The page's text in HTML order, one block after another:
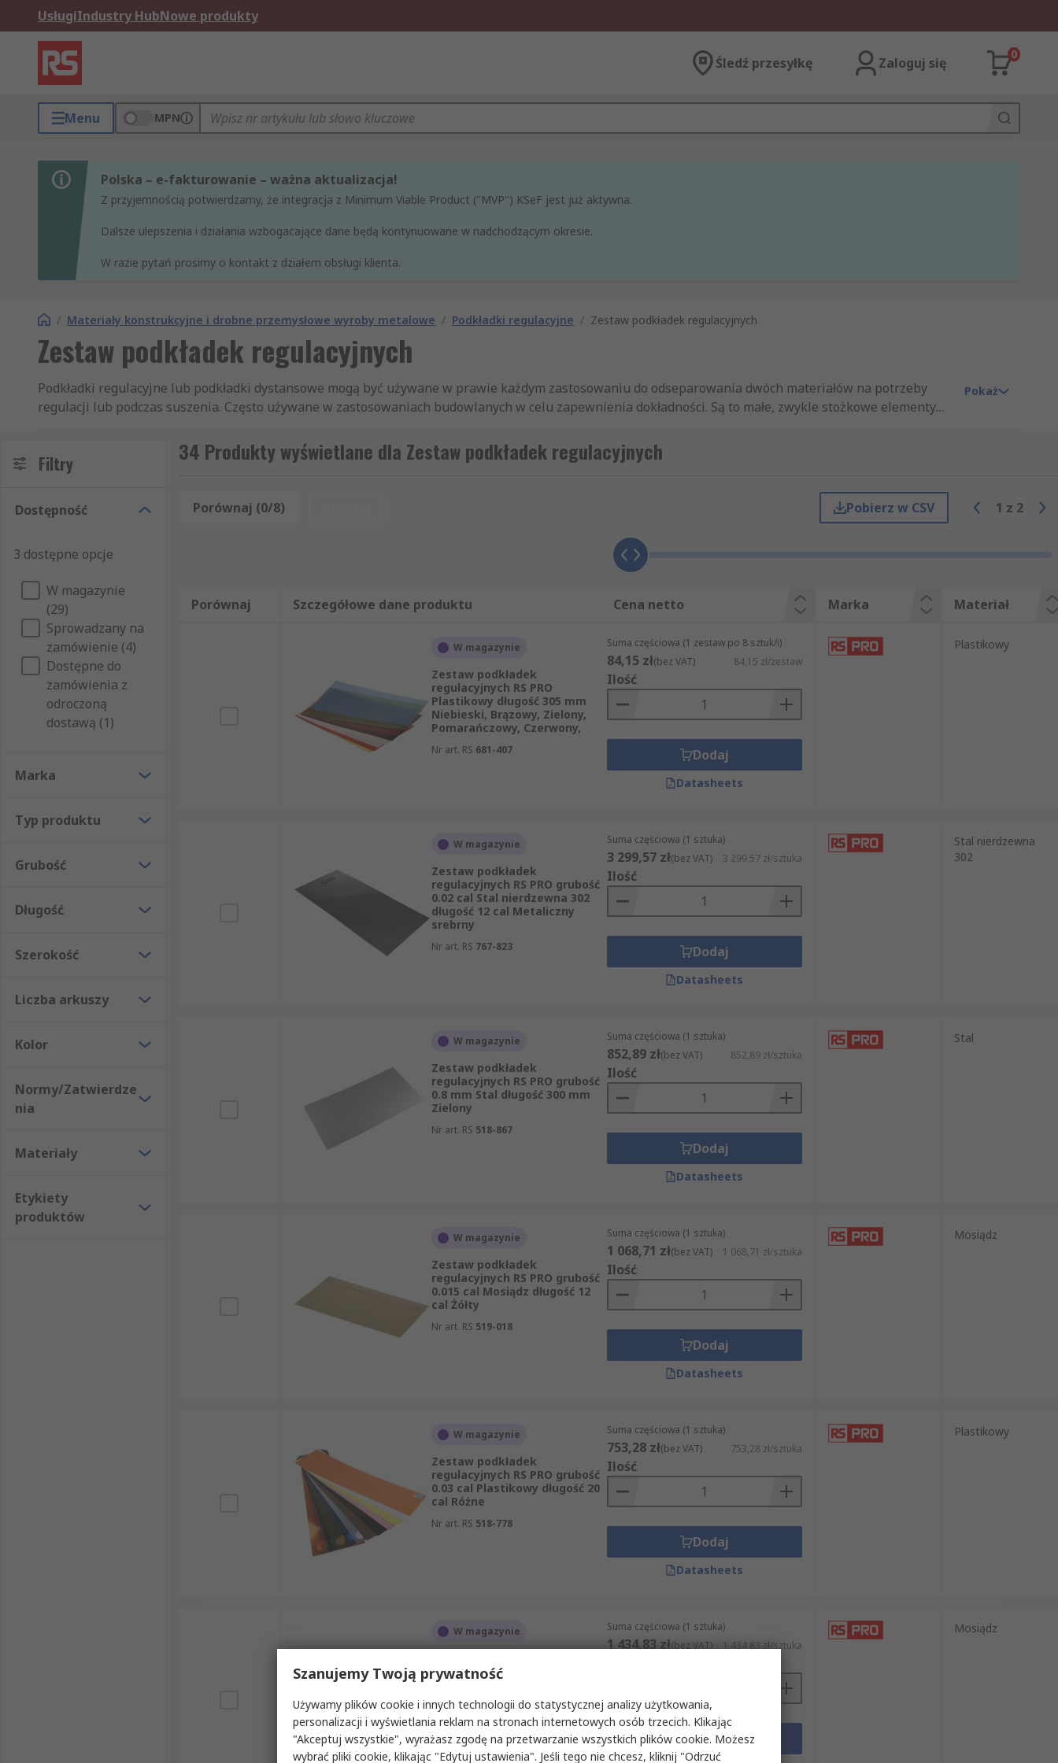
UsługiIndustry HubNowe produkty
Śledź przesyłkę Zaloguj się
0
Menu MPN
Polska – e-fakturowanie – ważna aktualizacja!
Z przyjemnością potwierdzamy, że integracja z Minimum Viable Product ("MVP") KSeF jest już aktywna.
Dalsze ulepszenia i działania wzbogacające dane będą kontynuowane w nadchodzącym okresie.
W razie pytań prosimy o kontakt z działem obsługi klienta.
/ Materiały konstrukcyjne i drobne przemysłowe wyroby metalowe / Podkładki regulacyjne / Zestaw podkładek regulacyjnych
Zestaw podkładek regulacyjnych
Podkładki regulacyjne lub podkładki dystansowe mogą być używane w prawie każdym zastosowaniu do odseparowania dwóch materiałów na potrzeby
regulacji lub podczas suszenia. Często używane w zastosowaniach budowlanych w celu zapewnienia dokładności. Są to małe, zwykle stożkowe elementy
dostępne w różnych rozmiarach i mogą być używane oddzielnie lub ułożone w stos, aby pasowały do niemal każdego zastosowania. Podkładki regulacyjne
zazwyczaj są podłużne lub w kształcie podkowy. Podkładki w kształcie podkowy idealnie nadają się do montażu wokół istniejących mocowań, śrub lub
Pokaż
Filtry
Dostępność
3 dostępne opcje
W magazynie
(29)
Sprowadzany na
zamówienie (4)
Dostępne do
zamówienia z
odroczoną
dostawą (1)
Marka
Typ produktu
Grubość
Długość
Szerokość
Liczba arkuszy
Kolor
Normy/Zatwierdze
nia
Materiały
Etykiety
produktów
34 Produkty wyświetlane dla Zestaw podkładek regulacyjnych
Porównaj (0/8) Pobierz w CSV 1 z 2
Porównaj Szczegółowe dane produktu Cena netto Marka Materiał
W magazynie
Zestaw podkładek
regulacyjnych RS PRO
Plastikowy długość 305 mm
Niebieski, Brązowy, Zielony,
Pomarańczowy, Czerwony,
Nr art. RS 681-407
Suma częściowa (1 zestaw po 8 sztuk/i)
84,15 zł(bez VAT) 84,15 zł/zestaw
Ilość
Dodaj
Datasheets
Plastikowy
W magazynie
Zestaw podkładek
regulacyjnych RS PRO grubość
0.02 cal Stal nierdzewna 302
długość 12 cal Metaliczny
srebrny
Nr art. RS 767-823
Suma częściowa (1 sztuka)
3 299,57 zł(bez VAT) 3 299,57 zł/sztuka
Ilość
Dodaj
Datasheets
Stal nierdzewna
302
W magazynie
Zestaw podkładek
regulacyjnych RS PRO grubość
0.8 mm Stal długość 300 mm
Zielony
Nr art. RS 518-867
Suma częściowa (1 sztuka)
852,89 zł(bez VAT) 852,89 zł/sztuka
Ilość
Dodaj
Datasheets
Stal
W magazynie
Zestaw podkładek
regulacyjnych RS PRO grubość
0.015 cal Mosiądz długość 12
cal Żółty
Nr art. RS 519-018
Suma częściowa (1 sztuka)
1 068,71 zł(bez VAT) 1 068,71 zł/sztuka
Ilość
Dodaj
Datasheets
Mosiądz
W magazynie
Zestaw podkładek
regulacyjnych RS PRO grubość
0.03 cal Plastikowy długość 20
cal Różne
Nr art. RS 518-778
Suma częściowa (1 sztuka)
753,28 zł(bez VAT) 753,28 zł/sztuka
Ilość
Dodaj
Datasheets
Plastikowy
W magazynie
regulacyjnych RS PRO grubość
0.8 mm Mosiądz długość 300
mm Żółty
Nr art. RS 518-728
Suma częściowa (1 sztuka)
1 434,83 zł(bez VAT) 1 434,83 zł/sztuka
Dodaj
Mosiądz
Szanujemy Twoją prywatność
Używamy plików cookie i innych technologii do statystycznej analizy użytkowania,
personalizacji i wyświetlania reklam na stronach internetowych osób trzecich. Klikając
"Akceptuj wszystkie", wyrażasz zgodę na przetwarzanie wszystkich plików cookie. Możesz
wybrać pliki cookie, klikając "Edytuj ustawienia". Jeśli tego nie chcesz, kliknij "Odrzuć